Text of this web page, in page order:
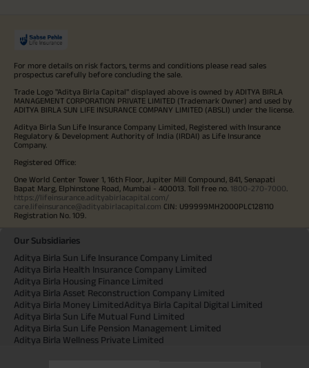
For more details on risk factors, terms and conditions please read sales
prospectus carefully before concluding the sale.
Trade Logo "Aditya Birla Capital" displayed above is owned by ADITYA BIRLA
MANAGEMENT CORPORATION PRIVATE LIMITED (Trademark Owner) and used by
ADITYA BIRLA SUN LIFE INSURANCE COMPANY LIMITED (ABSLI) under the license.
Aditya Birla Sun Life Insurance Company Limited, Registered with Insurance
Regulatory & Development Authority of India (IRDAI) as Life Insurance
Company.
Registered Office:
One World Center Tower 1, 16th Floor, Jupiter Mill Compound, 841, Senapati
Bapat Marg, Elphinstone Road, Mumbai - 400013. Toll free no. 1800-270-7000
https://lifeinsurance.adityabirlacapital.com/
care.lifeinsurance@adityabirlacapital.com CIN: U99999MH2000PLC128110
Registration No. 109.
Our Subsidiaries
Aditya Birla Sun Life Insurance Company Limited
Aditya Birla Health Insurance Company Limited
Aditya Birla Housing Finance Limited
Aditya Birla Asset Reconstruction Company Limited
Aditya Birla Money LimitedAditya Birla Capital Digital Limited
Aditya Birla Sun Life Mutual Fund Limited
Aditya Birla Sun Life Pension Management Limited
Aditya Birla Wellness Private Limited